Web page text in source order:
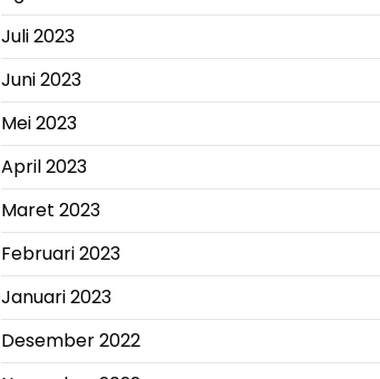
Juli 2023
Juni 2023
Mei 2023
April 2023
Maret 2023
Februari 2023
Januari 2023
Desember 2022